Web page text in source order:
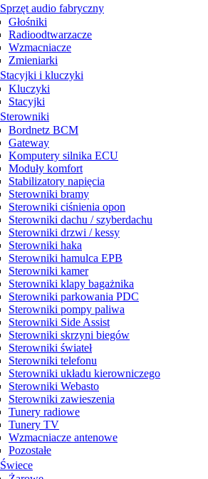
Sprzęt audio fabryczny
Głośniki
Radioodtwarzacze
Wzmacniacze
Zmieniarki
Stacyjki i kluczyki
Kluczyki
Stacyjki
Sterowniki
Bordnetz BCM
Gateway
Komputery silnika ECU
Moduły komfort
Stabilizatory napięcia
Sterowniki bramy
Sterowniki ciśnienia opon
Sterowniki dachu / szyberdachu
Sterowniki drzwi / kessy
Sterowniki haka
Sterowniki hamulca EPB
Sterowniki kamer
Sterowniki klapy bagażnika
Sterowniki parkowania PDC
Sterowniki pompy paliwa
Sterowniki Side Assist
Sterowniki skrzyni biegów
Sterowniki świateł
Sterowniki telefonu
Sterowniki układu kierowniczego
Sterowniki Webasto
Sterowniki zawieszenia
Tunery radiowe
Tunery TV
Wzmacniacze antenowe
Pozostałe
Świece